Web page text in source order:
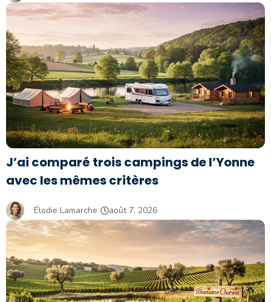
J’ai comparé trois campings de l’Yonne
avec les mêmes critères
Élodie Lamarche août 7, 2026